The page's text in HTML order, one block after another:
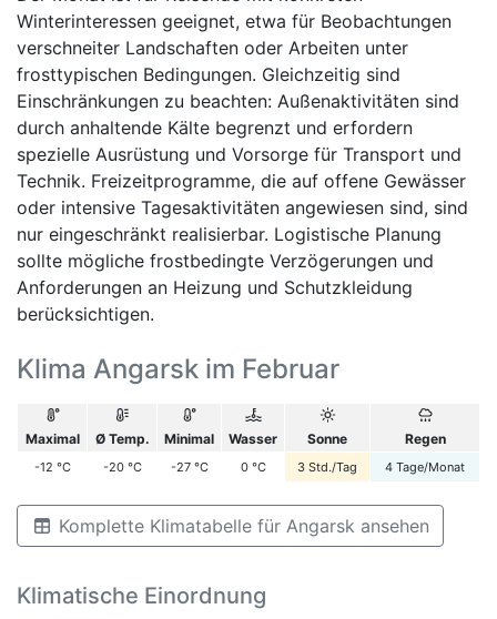
Winterinteressen geeignet, etwa für Beobachtungen
verschneiter Landschaften oder Arbeiten unter
frosttypischen Bedingungen. Gleichzeitig sind
Einschränkungen zu beachten: Außenaktivitäten sind
durch anhaltende Kälte begrenzt und erfordern
spezielle Ausrüstung und Vorsorge für Transport und
Technik. Freizeitprogramme, die auf offene Gewässer
oder intensive Tagesaktivitäten angewiesen sind, sind
nur eingeschränkt realisierbar. Logistische Planung
sollte mögliche frostbedingte Verzögerungen und
Anforderungen an Heizung und Schutzkleidung
berücksichtigen.
Klima Angarsk im Februar
Maximal Ø Temp. Minimal Wasser Sonne Regen
-12 °C -20 °C -27 °C 0 °C 3 Std./Tag 4 Tage/Monat
Komplette Klimatabelle für Angarsk ansehen
Klimatische Einordnung